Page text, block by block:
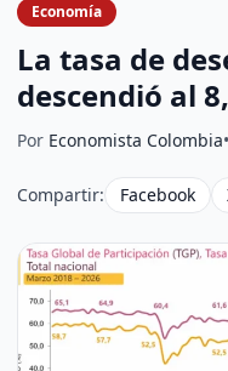
Economía
La tasa de
descendió al
Por Economista Colombia•
Compartir: Facebook